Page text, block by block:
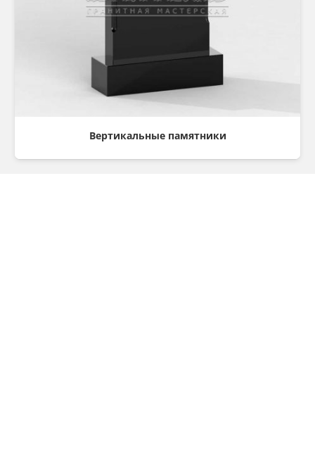
Вертикальные памятники